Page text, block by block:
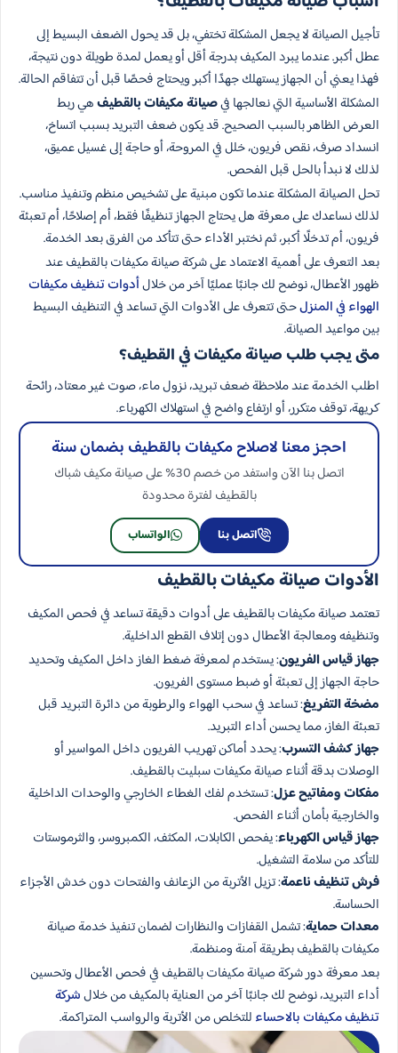
تأجيل الصيانة لا يجعل المشكلة تختفي، بل قد يحول الضعف البسيط إلى
عطل أكبر. عندما يبرد المكيف بدرجة أقل أو يعمل لمدة طويلة دون نتيجة،
فهذا يعني أن الجهاز يستهلك جهدًا أكبر ويحتاج فحصًا قبل أن تتفاقم الحالة.
المشكلة الأساسية التي نعالجها فيصيانة مكيفات بالقطيفهي ربط
العرض الظاهر بالسبب الصحيح. قد يكون ضعف التبريد بسبب اتساخ،
انسداد صرف، نقص فريون، خلل في المروحة، أو حاجة إلى غسيل عميق،
لذلك لا نبدأ بالحل قبل الفحص.
تحل الصيانة المشكلة عندما تكون مبنية على تشخيص منظم وتنفيذ مناسب.
لذلك نساعدك على معرفة هل يحتاج الجهاز تنظيفًا فقط، أم إصلاحًا، أم تعبئة
فريون، أم تدخلًا أكبر، ثم نختبر الأداء حتى تتأكد من الفرق بعد الخدمة.
بعد التعرف على أهمية الاعتماد على شركة صيانة مكيفات بالقطيف عند
ظهور الأعطال، نوضح لك جانبًا عمليًا آخر من خلالأدوات تنظيف مكيفات
الهواء في المنزلحتى تتعرف على الأدوات التي تساعد في التنظيف البسيط
بين مواعيد الصيانة.
متى يجب طلب صيانة مكيفات في القطيف؟
اطلب الخدمة عند ملاحظة ضعف تبريد، نزول ماء، صوت غير معتاد، رائحة
كريهة، توقف متكرر، أو ارتفاع واضح في استهلاك الكهرباء.
احجز معنا لاصلاح مكيفات​ بالقطيف بضمان سنة
اتصل بنا الآن واستفد من خصم 30% على صيانة مكيف شباك
بالقطيف لفترة محدودة
اتصل بنا الواتساب
الأدوات صيانة مكيفات بالقطيف
تعتمد صيانة مكيفات بالقطيف على أدوات دقيقة تساعد في فحص المكيف
وتنظيفه ومعالجة الأعطال دون إتلاف القطع الداخلية.
جهاز قياس الفريون: يستخدم لمعرفة ضغط الغاز داخل المكيف وتحديد
حاجة الجهاز إلى تعبئة أو ضبط مستوى الفريون.
مضخة التفريغ: تساعد في سحب الهواء والرطوبة من دائرة التبريد قبل
تعبئة الغاز، مما يحسن أداء التبريد.
جهاز كشف التسرب: يحدد أماكن تهريب الفريون داخل المواسير أو
الوصلات بدقة أثناء صيانة مكيفات سبليت بالقطيف.
مفكات ومفاتيح عزل: تستخدم لفك الغطاء الخارجي والوحدات الداخلية
والخارجية بأمان أثناء الفحص.
جهاز قياس الكهرباء: يفحص الكابلات، المكثف، الكمبروسر، والثرموستات
للتأكد من سلامة التشغيل.
فرش تنظيف ناعمة: تزيل الأتربة من الزعانف والفتحات دون خدش الأجزاء
الحساسة.
معدات حماية: تشمل القفازات والنظارات لضمان تنفيذ خدمة صيانة
مكيفات بالقطيف بطريقة آمنة ومنظمة.
بعد معرفة دور شركة صيانة مكيفات بالقطيف في فحص الأعطال وتحسين
أداء التبريد، نوضح لك جانبًا آخر من العناية بالمكيف من خلالشركة
تنظيف مكيفات بالاحساء للتخلص من الأتربة والرواسب المتراكمة.